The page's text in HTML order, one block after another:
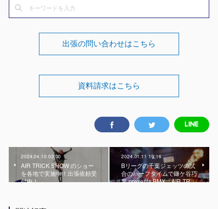
出張の問い合わせはこちら
資料請求はこちら
2024.04.10 03:00
AIR TRICK SHOW のショー
を各地で実施中！出張依頼受
付中！
2024.01.11 19:16
Bリーグの千葉ジェッツの試
合のハーフタイムで鎌ケ谷巧
業 presents BMX「AIR TR…